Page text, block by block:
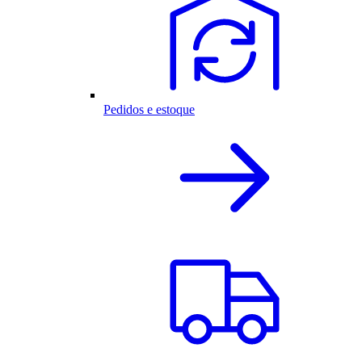
Pedidos e estoque